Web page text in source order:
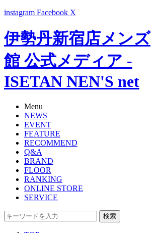
instagram Facebook X
伊勢丹新宿店メンズ
館 公式メディア -
ISETAN NEN'S net
Menu
NEWS
EVENT
FEATURE
RECOMMEND
Q&A
BRAND
FLOOR
RANKING
ONLINE STORE
SERVICE
検索